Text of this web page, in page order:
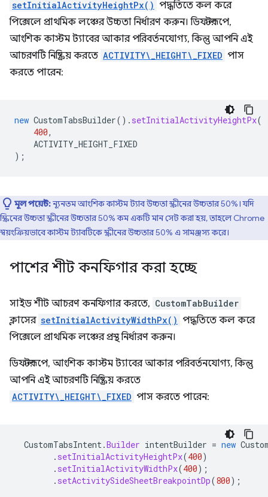
setInitialActivityHeightPx() পদ্ধতিতে কল করে
পিক্সেলে প্রাথমিক লঞ্চের উচ্চতা নির্ধারণ করুন। ডিফল্টরূপে,
আংশিক কাস্টম ট্যাবের আকার পরিবর্তনযোগ্য, কিন্তু আপনি এই
আচরণটি নিষ্ক্রিয় করতে ACTIVITY\_HEIGHT\_FIXED পাস
করতে পারেন:
new CustomTabsBuilder(). setInitialActivityHeightPx(
400,
ACTIVITY_HEIGHT_FIXED
);
মূল পয়েন্ট:ন্যূনতম আংশিক কাস্টম ট্যাব উচ্চতা স্ক্রীনের উচ্চতার 50%। যদি
স্ক্রিনের উচ্চতা স্ক্রীনের উচ্চতার 50% কম একটি মান সেট করা হয়, তাহলে Chrome
স্বয়ংক্রিয়ভাবে কাস্টম ট্যাবটিকে স্ক্রীনের উচ্চতার 50% এ সামঞ্জস্য করে।
পাশের শীট কনফিগার করা হচ্ছে
সাইড শীট আচরণ কনফিগার করতে, CustomTabBuilder
ক্লাসের setInitialActivityWidthPx() পদ্ধতিতে কল করে
পিক্সেলে প্রাথমিক লঞ্চের প্রস্থ নির্ধারণ করুন।
ডিফল্টরূপে, আংশিক কাস্টম ট্যাবের আকার পরিবর্তনযোগ্য, কিন্তু
আপনি এই আচরণটি নিষ্ক্রিয় করতে
ACTIVITY\_HEIGHT\_FIXED পাস করতে পারেন:
CustomTabsIntent.Builder intentBuilder = new
. setInitialActivityHeightPx(400)
. setInitialActivityWidthPx(400);
. setActivitySideSheetBreakpointDp(800);